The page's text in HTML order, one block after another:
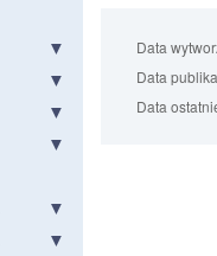
Data
Data
Data